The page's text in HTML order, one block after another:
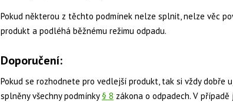
Pokud některou z těchto podmínek nelze splnit, nelze věc
produkt a podléhá běžnému režimu odpadu.
Doporučení:
Pokud se rozhodnete pro vedlejší produkt, tak si vždy dobře
splněny všechny podmínky§ 8 zákona o odpadech. V